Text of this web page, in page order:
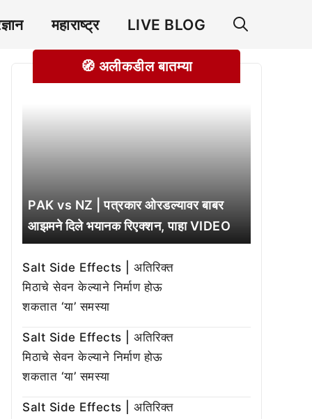
महाराष्ट्र LIVE BLOG
🧭 अलीकडील बातम्या
PAK vs NZ | पत्रकार ओरडल्यावर बाबर
आझमने दिले भयानक रिएक्शन, पाहा VIDEO
Salt Side Effects | अतिरिक्त
मिठाचे सेवन केल्याने निर्माण होऊ
शकतात ‘या’ समस्या
Salt Side Effects | अतिरिक्त
मिठाचे सेवन केल्याने निर्माण होऊ
शकतात ‘या’ समस्या
Salt Side Effects | अतिरिक्त